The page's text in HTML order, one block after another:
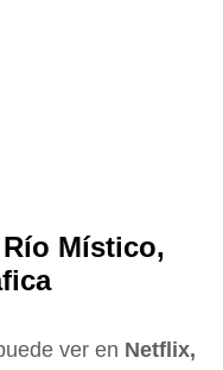
Místico,
ver en Netflix,